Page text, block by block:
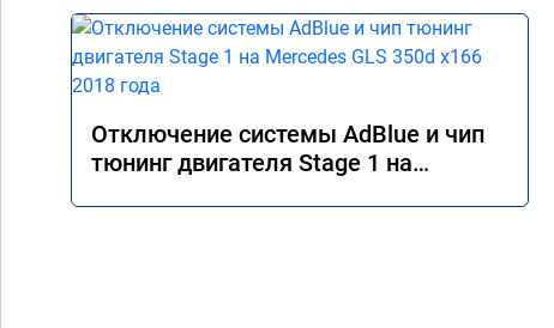
Отключение системы AdBlue и чип
тюнинг двигателя Stage 1 на